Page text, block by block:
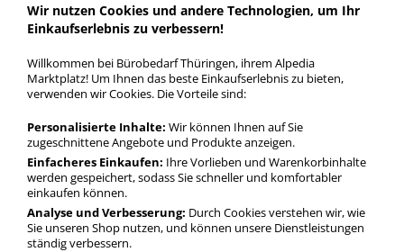
Erste Hilfe Produkte
Verbandpäckchen >
Produktart Verbandpäckchen
Erste Hilfe Produkte Verbandpäckchen in bester Qualität
zum günstigen Preis. Finden Sie schnell Erste Hilfe Produkte
Verbandpäckchen mit unserer Filter-Funktion.
Erste Hilfe Produkte Verbandpäckchen
mehr Infos zur Kategorie
Wir nutzen Cookies und andere Technologien, um Ihr
Einkaufserlebnis zu verbessern!
Willkommen bei Bürobedarf Thüringen, ihrem Alpedia
Marktplatz! Um Ihnen das beste Einkaufserlebnis zu bieten,
verwenden wir Cookies. Die Vorteile sind:
Personalisierte Inhalte: Wir können Ihnen auf Sie
zugeschnittene Angebote und Produkte anzeigen.
Einfacheres Einkaufen: Ihre Vorlieben und Warenkorbinhalte
werden gespeichert, sodass Sie schneller und komfortabler
einkaufen können.
Analyse und Verbesserung: Durch Cookies verstehen wir, wie
Sie unseren Shop nutzen, und können unsere Dienstleistungen
ständig verbessern.